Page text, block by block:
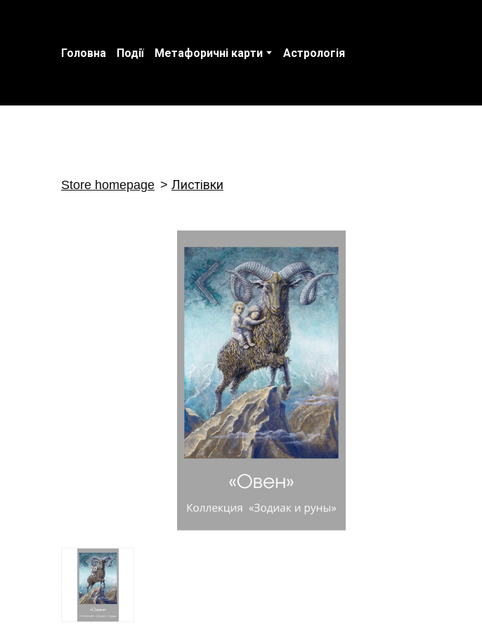
Головна Події Метафоричні карти Астрологія
Store homepage Листівки